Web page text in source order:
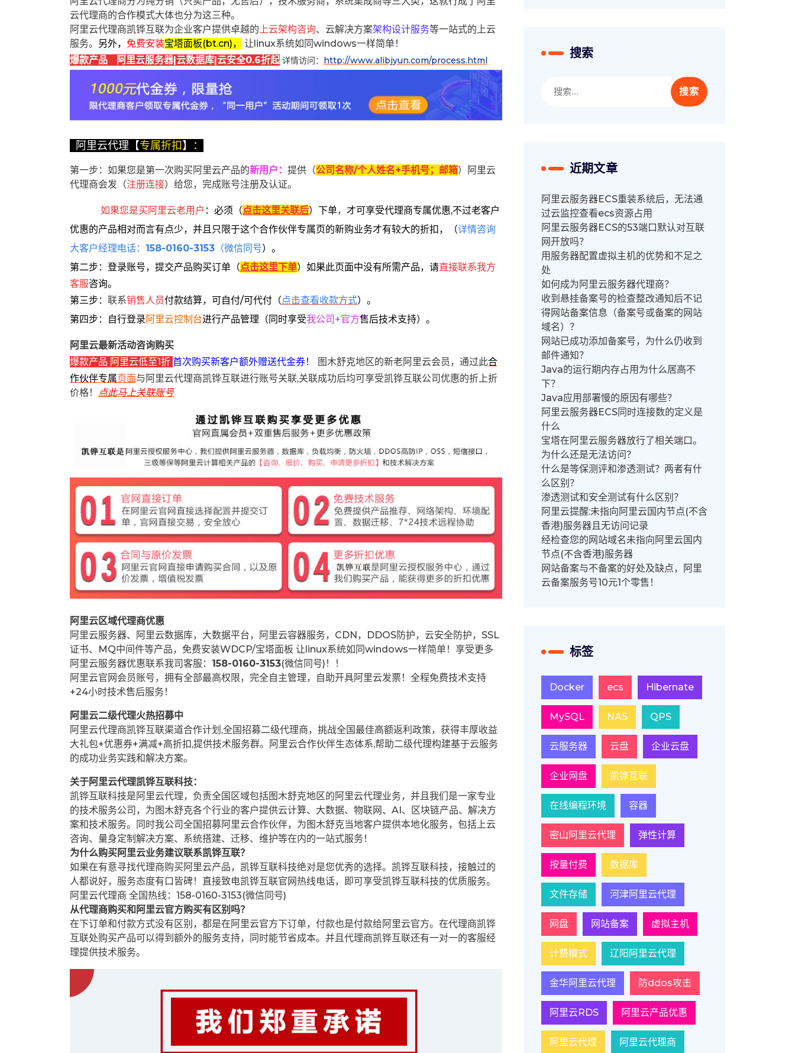
云代理商的合作模式大体也分为这三种。
阿里云代理商凯铧互联为企业客户提供卓越的上云架构咨询、云解决方案架构设计服务等一站式的上云
服务。 另外， 免费安装宝塔面板(bt.cn)，
让linux系统如同windows一样简单！
爆款产品 阿里云服务器|云数据库|云安全0.6折起 详情访问： http://www.alibjyun.com/process.html
阿里云代理【专属折扣】：
第一步：如果您是第一次购买阿里云产品的新用户 ： 提供（公司名称/个人姓名+手机号；邮箱）阿里云
代理商会发（注册连接）给您，完成账号注册及认证。
如果您是买阿里云老用户 ： 必须 （点击这里关联后） 下单， 才可享受代理商专属优惠,不过老客户
优惠的产品相对而言有点少，并且只限于这个合作伙伴专属页的新购业务才有较大的折扣，
（详情咨询
大客户经理电话： 158-0160-3153 （微信同号）。
第二步：登录账号，提交产品购买订单（点击这里下单） 如果此页面中没有所需产品，请直接联系我方
客服咨询。
第三步： 联系销售人员付款结算，可自付/可代付（点击查看收款方式）。
第四步：自行登录 阿里云控制台进行产品管理（同时享受我公司+官方售后技术支持）。
阿里云最新活动咨询购买
爆款产品 阿里云低至1折 首次购买新客户额外赠送代金券！ 图木舒克地区的新老阿里云会员，通过此合
作伙伴专属页面与阿里云代理商凯铧互联进行账号关联,关联成功后均可享受凯铧互联公司优惠的折上折
价格！ 点此马上关联账号
阿里云区域代理商优惠
阿里云服务器、阿里云数据库，大数据平台，阿里云容器服务，CDN，DDOS防护，云安全防护，SSL
证书、MQ中间件等产品，免费安装WDCP/宝塔面板 让linux系统如同windows一样简单！享受更多
阿里云服务器优惠联系我司客服： 158-0160-3153(微信同号)！！
阿里云官网会员账号，拥有全部最高权限，完全自主管理，自助开具阿里云发票！全程免费技术支持
+24小时技术售后服务！
阿里云二级代理火热招募中
阿里云代理商凯铧互联渠道合作计划,全国招募二级代理商，挑战全国最佳高额返利政策，获得丰厚收益
大礼包+优惠券+满减+高折扣,提供技术服务群。阿里云合作伙伴生态体系,帮助二级代理构建基于云服务
的成功业务实践和解决方案。
关于阿里云代理凯铧互联科技：
凯铧互联科技是阿里云代理，负责全国区域包括图木舒克地区的阿里云代理业务，并且我们是一家专业
的技术服务公司，为图木舒克各个行业的客户提供云计算、大数据、物联网、AI、区块链产品、解决方
案和技术服务。同时我公司全国招募阿里云合作伙伴，为图木舒克当地客户提供本地化服务，包括上云
咨询、量身定制解决方案、系统搭建、迁移、维护等在内的一站式服务！
为什么购买阿里云业务建议联系凯铧互联？
如果在有意寻找代理商购买阿里云产品，凯铧互联科技绝对是您优秀的选择。凯铧互联科技，接触过的
人都说好，服务态度有口皆碑！直接致电凯铧互联官网热线电话，即可享受凯铧互联科技的优质服务。
阿里云代理商 全国热线：158-0160-3153(微信同号)
从代理商购买和阿里云官方购买有区别吗？
在下订单和付款方式没有区别，都是在阿里云官方下订单，付款也是付款给阿里云官方。在代理商凯铧
互联处购买产品可以得到额外的服务支持，同时能节省成本。并且代理商凯铧互联还有一对一的客服经
理提供技术服务。
搜索
索：
近期文章
阿里云服务器ECS重装系统后，无法通
过云监控查看ecs资源占用
阿里云服务器ECS的53端口默认对互联
网开放吗？
用服务器配置虚拟主机的优势和不足之
处
如何成为阿里云服务器代理商？
收到悬挂备案号的检查整改通知后不记
得网站备案信息（备案号或备案的网站
域名）？
网站已成功添加备案号，为什么仍收到
邮件通知？
Java的运行期内存占用为什么居高不
下？
Java应用部署慢的原因有哪些？
阿里云服务器ECS同时连接数的定义是
什么
宝塔在阿里云服务器放行了相关端口。
为什么还是无法访问？
什么是等保测评和渗透测试？两者有什
么区别？
渗透测试和安全测试有什么区别？
阿里云提醒:未指向阿里云国内节点(不含
香港)服务器且无访问记录
经检查您的网站域名未指向阿里云国内
节点(不含香港)服务器
网站备案与不备案的好处及缺点，阿里
云备案服务号10元1个零售！
标签
Docker ecs Hibernate
MySQL NAS QPS
云服务器 云盘 企业云盘
企业网盘 凯铧互联
在线编程环境 容器
密山阿里云代理 弹性计算
按量付费 数据库
文件存储 河津阿里云代理
网盘 网站备案 虚拟主机
计费模式 辽阳阿里云代理
金华阿里云代理 防ddos攻击
阿里云RDS 阿里云产品优惠
阿里云代理 阿里云代理商